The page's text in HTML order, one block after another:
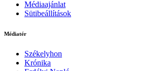
Médiaajánlat
Sütibeállítások
Médiatér
Székelyhon
Krónika